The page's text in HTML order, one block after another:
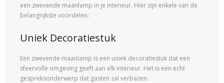
een zwevende maanlamp in je interieur. Hier zijn enkele van de
belangrijkste voordelen:
Uniek Decoratiestuk
Een zwevende maanlamp is een uniek decoratiestuk dat een
sfeervolle omgeving geeft aan elk interieur. Het is een echt
gespreksonderwerp dat gasten zal verbazen.